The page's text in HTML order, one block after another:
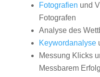
Fotografien und
Fotografen
Analyse des
Keywordanalyse
Messung Klicks
Messbarem Erfolg